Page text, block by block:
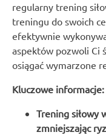
regularny trening
treningu do swoich
efektywnie
aspektów pozwoli Ci
osiągać wymarzone
Kluczowe informacje:
Trening siłowy
zmniejszając